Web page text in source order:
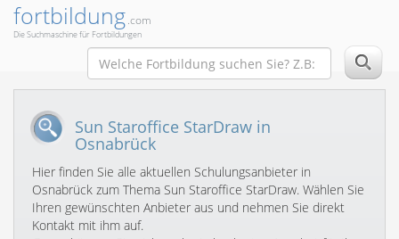
fortbildung.com
Die Suchmaschine für Fortbildungen
Sun Staroffice StarDraw in
Osnabrück
Hier finden Sie alle aktuellen Schulungsanbieter in
Osnabrück zum Thema Sun Staroffice StarDraw. Wählen Sie
Ihren gewünschten Anbieter aus und nehmen Sie direkt
Kontakt mit ihm auf.